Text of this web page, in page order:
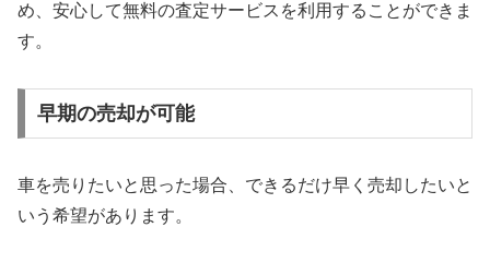
め、安心して無料の査定サービスを利用することができま
す。
早期の売却が可能
車を売りたいと思った場合、できるだけ早く売却したいと
いう希望があります。